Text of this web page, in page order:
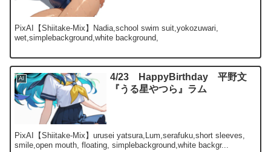
PixAI【Shiitake-Mix】Nadia,school swim suit,yokozuwari,
wet,simplebackground,white background,
AI
4/23 HappyBirthday 平野文
『うる星やつら』ラム
PixAI【Shiitake-Mix】urusei yatsura,Lum,serafuku,short sleeves,
smile,open mouth, floating, simplebackground,white backgr...